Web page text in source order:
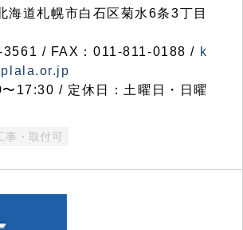
道札幌市白石区菊水6条3丁目
/ FAX：011-811-0188 / k
17:30 / 定休日：土曜日・日曜
事・取付可